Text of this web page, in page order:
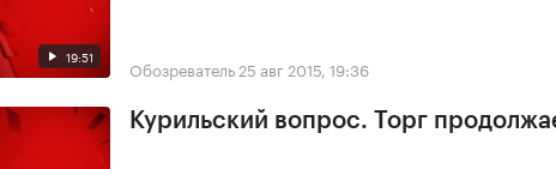
19:51 Обозреватель 25 авг 2015, 19:36
Курильский вопрос. Торг